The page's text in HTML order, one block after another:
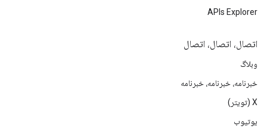
APIs Explorer
اتصال، اتصال، اتصال
وبلاگ
خبرنامه، خبرنامه، خبرنامه
X (تویتر)
یوتیوب